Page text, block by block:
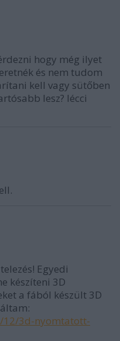
hogy még ilyet
és nem tudom
kell vagy sütőben
lesz? lécci
Egyedi
készíteni 3D
a fából készült 3D
12/3d-nyomtatott-